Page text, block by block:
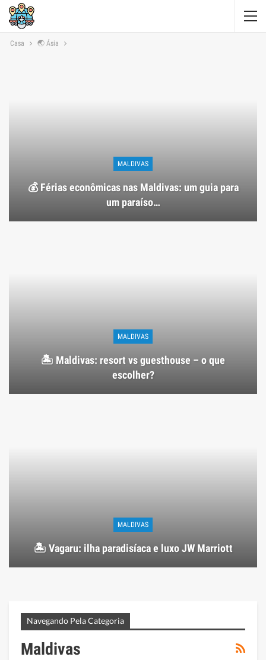
Casa 🌏 Ásia
MALDIVAS
💰 Férias econômicas nas Maldivas: um guia para
um paraíso…
MALDIVAS
🏝️ Maldivas: resort vs guesthouse – o que
escolher?
MALDIVAS
🏝️ Vagaru: ilha paradisíaca e luxo JW Marriott
Navegando Pela Categoria
Maldivas